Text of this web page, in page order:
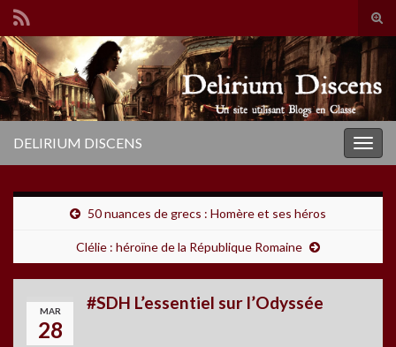
Search for:
DELIRIUM DISCENS
50 nuances de grecs : Homère et ses héros
Clélie : héroïne de la République Romaine
MAR
28
#SDH L’essentiel sur l’Odyssée